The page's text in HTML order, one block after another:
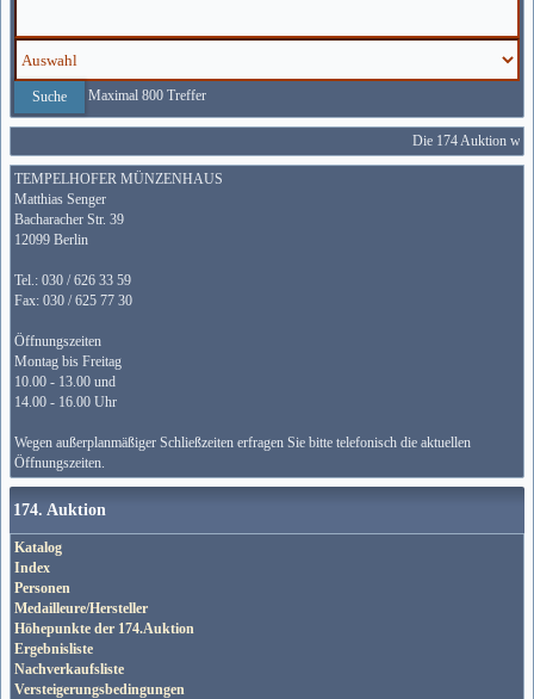
Maximal 800 Treffer
Die 174 Auktion
TEMPELHOFER MÜNZENHAUS
Matthias Senger
Bacharacher Str. 39
12099 Berlin
Tel.: 030 / 626 33 59
Fax: 030 / 625 77 30
Öffnungszeiten
Montag bis Freitag
10.00 - 13.00 und
14.00 - 16.00 Uhr
Wegen außerplanmäßiger Schließzeiten erfragen Sie bitte telefonisch die aktuellen
Öffnungszeiten.
174. Auktion
Katalog
Index
Personen
Medailleure/Hersteller
Höhepunkte der 174.Auktion
Ergebnisliste
Nachverkaufsliste
Versteigerungsbedingungen